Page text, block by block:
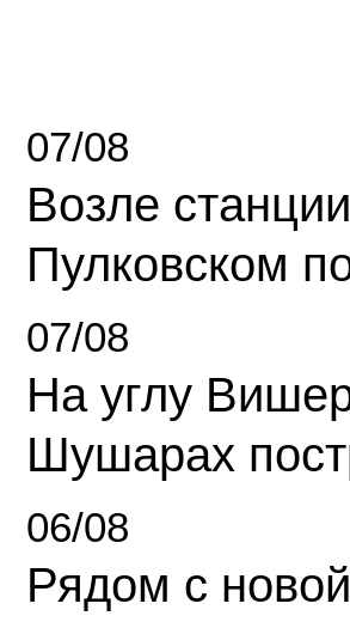
07/08
Возле
Пулковском
07/08
На углу
Шушарах
06/08
Рядом с